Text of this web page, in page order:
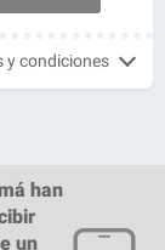
y condiciones
han
un